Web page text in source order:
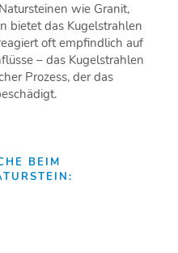
wie Granit,
bietet das Kugelstrahlen
oft empfindlich auf
– das Kugelstrahlen
Prozess, der das
BEIM